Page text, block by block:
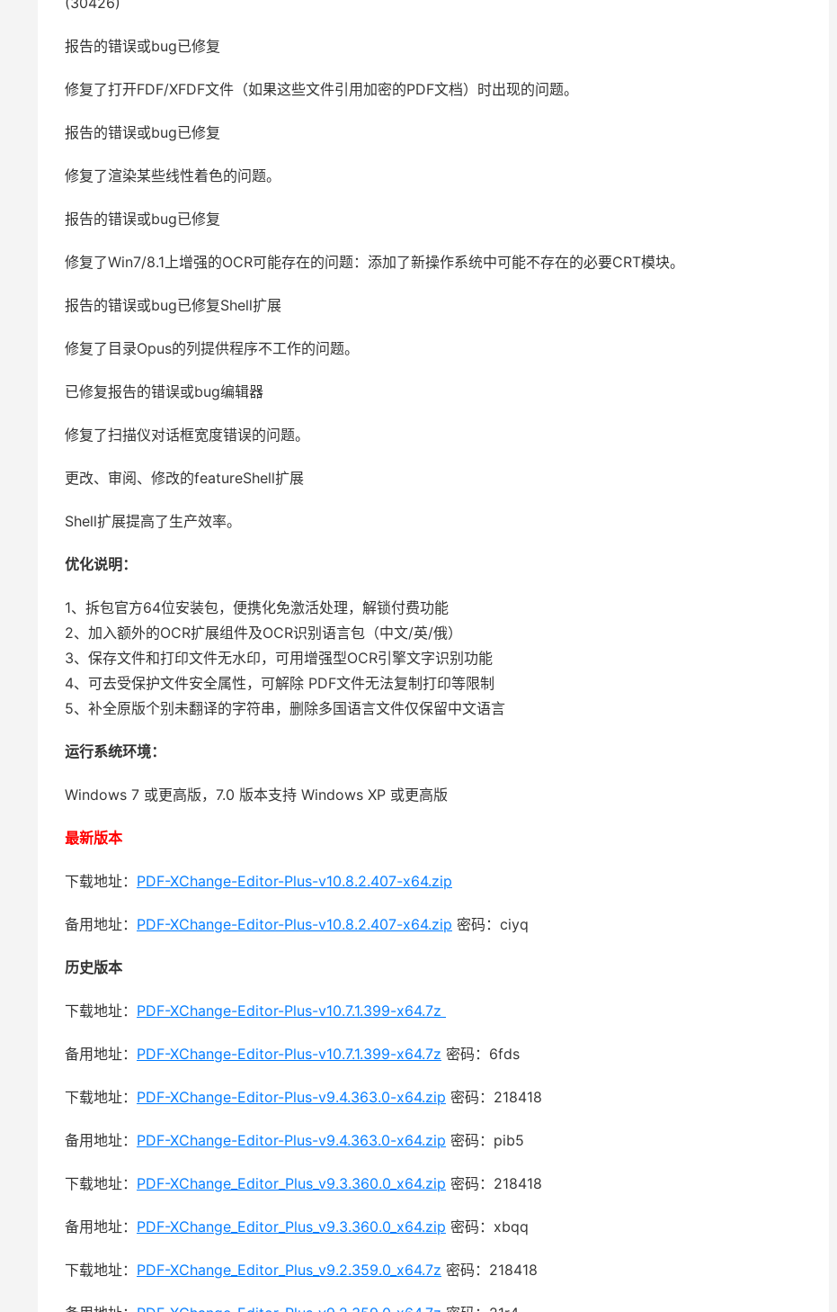
报告的错误或bug已修复
修复了打开FDF/XFDF文件（如果这些文件引用加密的PDF文档）时出现的问题。
报告的错误或bug已修复
修复了渲染某些线性着色的问题。
报告的错误或bug已修复
修复了Win7/8.1上增强的OCR可能存在的问题：添加了新操作系统中可能不存在的必要CRT模块。
报告的错误或bug已修复Shell扩展
修复了目录Opus的列提供程序不工作的问题。
已修复报告的错误或bug编辑器
修复了扫描仪对话框宽度错误的问题。
更改、审阅、修改的featureShell扩展
Shell扩展提高了生产效率。
优化说明：
1、拆包官方64位安装包，便携化免激活处理，解锁付费功能
2、加入额外的OCR扩展组件及OCR识别语言包（中文/英/俄）
3、保存文件和打印文件无水印，可用增强型OCR引擎文字识别功能
4、可去受保护文件安全属性，可解除 PDF文件无法复制打印等限制
5、补全原版个别未翻译的字符串，删除多国语言文件仅保留中文语言
运行系统环境：
Windows 7 或更高版，7.0 版本支持 Windows XP 或更高版
最新版本
下载地址： PDF-XChange-Editor-Plus-v10.8.2.407-x64.zip
备用地址： PDF-XChange-Editor-Plus-v10.8.2.407-x64.zip 密码：ciyq
历史版本
下载地址： PDF-XChange-Editor-Plus-v10.7.1.399-x64.7z
备用地址： PDF-XChange-Editor-Plus-v10.7.1.399-x64.7z 密码：6fds
下载地址： PDF-XChange-Editor-Plus-v9.4.363.0-x64.zip 密码：218418
备用地址： PDF-XChange-Editor-Plus-v9.4.363.0-x64.zip 密码：pib5
下载地址： PDF-XChange_Editor_Plus_v9.3.360.0_x64.zip 密码：218418
备用地址： PDF-XChange_Editor_Plus_v9.3.360.0_x64.zip 密码：xbqq
下载地址： PDF-XChange_Editor_Plus_v9.2.359.0_x64.7z 密码：218418